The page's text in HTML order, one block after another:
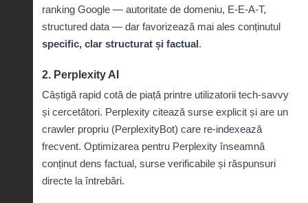
ranking Google — autoritate de domeniu, E-E-A-T,
structured data — dar favorizează mai ales conținutul
specific, clar structurat și factual .
2. Perplexity AI
Câștigă rapid cotă de piață printre utilizatorii tech-savvy
și cercetători. Perplexity citează surse explicit și are un
crawler propriu (PerplexityBot) care re-indexează
frecvent. Optimizarea pentru Perplexity înseamnă
conținut dens factual, surse verificabile și răspunsuri
directe la întrebări.